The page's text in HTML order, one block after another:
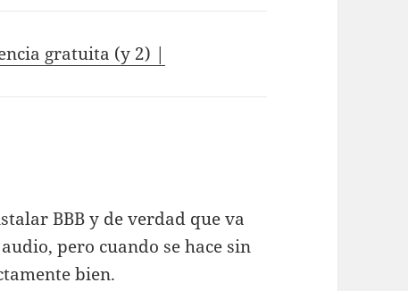
gratuita (y 2) |
BBB y de verdad que va
pero cuando se hace sin
bien.